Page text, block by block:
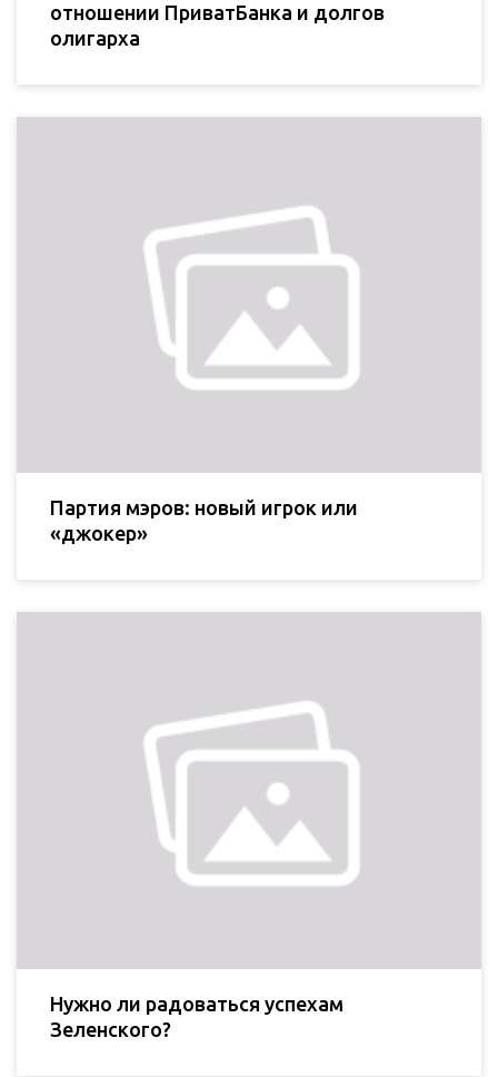
отношении ПриватБанка и долгов
олигарха
Партия мэров: новый игрок или
«джокер»
Нужно ли радоваться успехам
Зеленского?